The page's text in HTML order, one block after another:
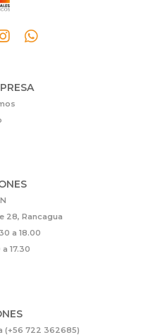
28, Rancagua
a 18.00
17.30
(+56 722 362685)